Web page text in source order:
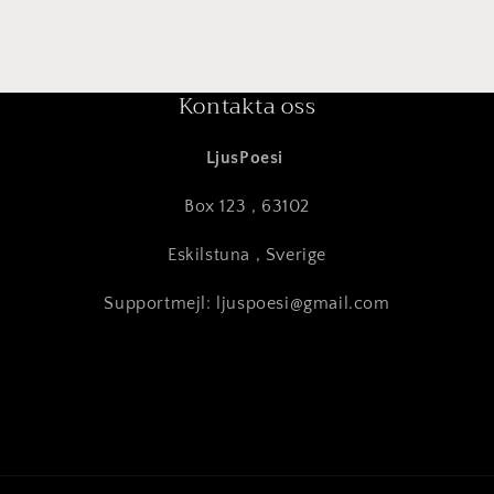
Kontakta oss
LjusPoesi
Box 123 , 63102
Eskilstuna , Sverige
Supportmejl: ljuspoesi@gmail.com